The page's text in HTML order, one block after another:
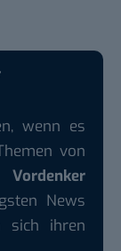
wenn es
von
News
sich ihren